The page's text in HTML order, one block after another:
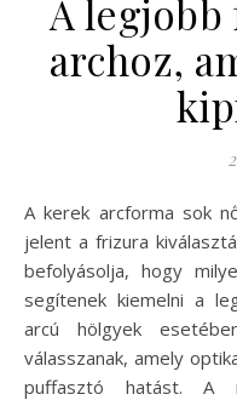
A
archoz,
A kerek arcforma sok nő számára különleges kihívásokat
jelent a frizura
befolyásolja, hogy
segítenek kiemelni a
arcú hölgyek
válasszanak, amely
puffasztó hatást. A